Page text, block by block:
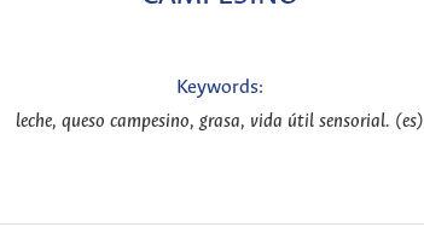
Keywords:
leche, queso campesino, grasa, vida útil sensorial. (es)